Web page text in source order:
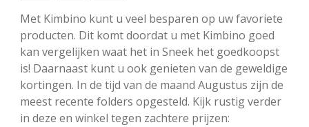
Met Kimbino kunt u veel besparen op uw favoriete
producten. Dit komt doordat u met Kimbino goed
kan vergelijken waat het in Sneek het goedkoopst
is! Daarnaast kunt u ook genieten van de geweldige
kortingen. In de tijd van de maand Augustus zijn de
meest recente folders opgesteld. Kijk rustig verder
in deze en winkel tegen zachtere prijzen: